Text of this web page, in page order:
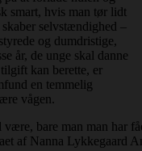
smart, hvis man tør lidt
selvstændighed –
og dumdristige,
år, de unge skal danne
kan berette, er
en temmelig
vågen.